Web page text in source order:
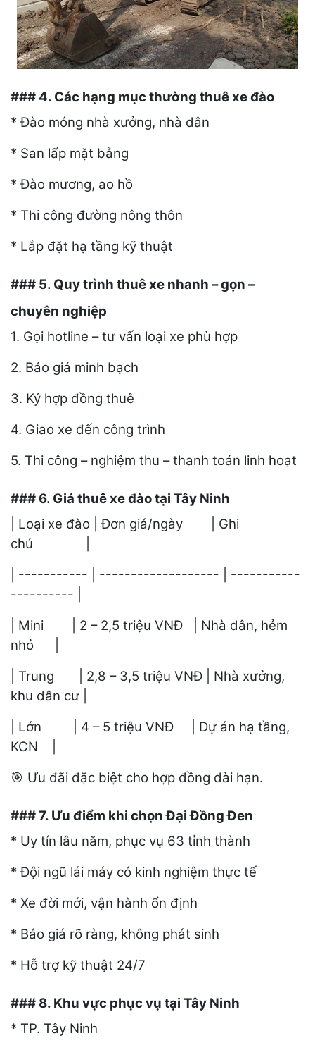
### 4. Các hạng mục thường thuê xe đào
* Đào móng nhà xưởng, nhà dân
* San lấp mặt bằng
* Đào mương, ao hồ
* Thi công đường nông thôn
* Lắp đặt hạ tầng kỹ thuật
### 5. Quy trình thuê xe nhanh – gọn –
chuyên nghiệp
1. Gọi hotline – tư vấn loại xe phù hợp
2. Báo giá minh bạch
3. Ký hợp đồng thuê
4. Giao xe đến công trình
5. Thi công – nghiệm thu – thanh toán linh hoạt
### 6. Giá thuê xe đào tại Tây Ninh
| Loại xe đào | Đơn giá/ngày | Ghi
chú |
| ----------- | ------------------- | -----------
---------- |
| Mini | 2 – 2,5 triệu VNĐ | Nhà dân, hẻm
nhỏ |
| Trung | 2,8 – 3,5 triệu VNĐ | Nhà xưởng,
khu dân cư |
| Lớn | 4 – 5 triệu VNĐ | Dự án hạ tầng,
KCN |
🎯 Ưu đãi đặc biệt cho hợp đồng dài hạn.
### 7. Ưu điểm khi chọn Đại Đồng Đen
* Uy tín lâu năm, phục vụ 63 tỉnh thành
* Đội ngũ lái máy có kinh nghiệm thực tế
* Xe đời mới, vận hành ổn định
* Báo giá rõ ràng, không phát sinh
* Hỗ trợ kỹ thuật 24/7
### 8. Khu vực phục vụ tại Tây Ninh
* TP. Tây Ninh